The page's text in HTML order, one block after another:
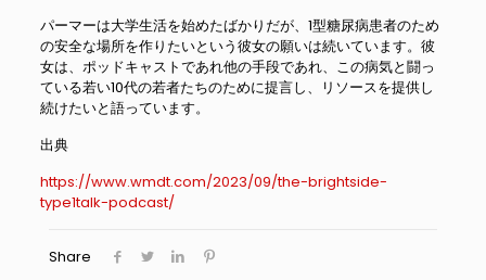
パーマーは大学生活を始めたばかりだが、1型糖尿病患者のため
の安全な場所を作りたいという彼女の願いは続いています。彼
女は、ポッドキャストであれ他の手段であれ、この病気と闘っ
ている若い10代の若者たちのために提言し、リソースを提供し
続けたいと語っています。
出典
https://www.wmdt.com/2023/09/the-brightside-
type1talk-podcast/
Share